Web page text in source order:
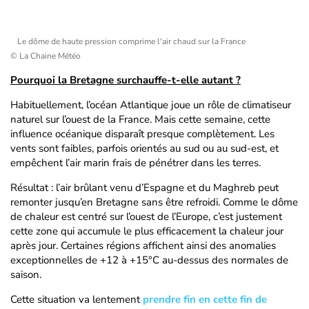
Le dôme de haute pression comprime l'air chaud sur la France
© La Chaine Météo
Pourquoi la Bretagne surchauffe-t-elle autant ?
Habituellement, l’océan Atlantique joue un rôle de climatiseur
naturel sur l’ouest de la France. Mais cette semaine, cette
influence océanique disparaît presque complètement. Les
vents sont faibles, parfois orientés au sud ou au sud-est, et
empêchent l’air marin frais de pénétrer dans les terres.
Résultat : l’air brûlant venu d’Espagne et du Maghreb peut
remonter jusqu’en Bretagne sans être refroidi. Comme le dôme
de chaleur est centré sur l’ouest de l’Europe, c’est justement
cette zone qui accumule le plus efficacement la chaleur jour
après jour. Certaines régions affichent ainsi des anomalies
exceptionnelles de +12 à +15°C au-dessus des normales de
saison.
Cette situation va lentement prendre fin en cette fin de